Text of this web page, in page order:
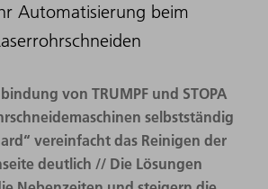
Automatisierung beim
von TRUMPF und STOPA
selbstständig
vereinfacht das Reinigen der
deutlich // Die Lösungen